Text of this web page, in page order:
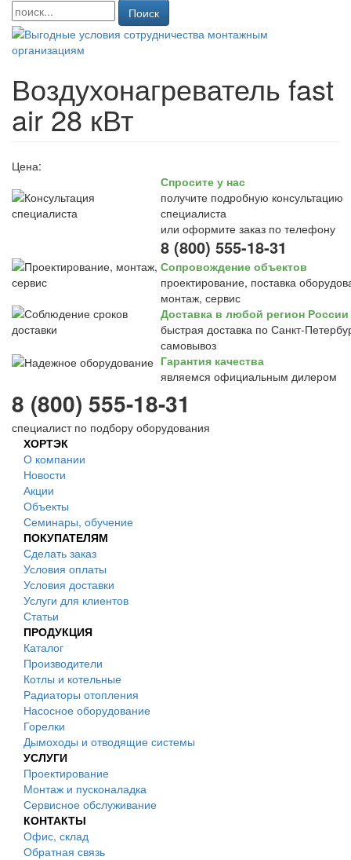
Поиск
Воздухонагреватель fast
air 28 кВт
Цена:
Спросите у нас
получите подробную консультацию
специалиста
или оформите заказ по телефону
8 (800) 555-18-31
Сопровождение объектов
проектирование, поставка
монтаж, сервис
Доставка в любой регион России
быстрая доставка по Санкт-
самовывоз
Гарантия качества
являемся официальным дилером
8 (800) 555-18-31
специалист по подбору оборудования
ХОРТЭК
О компании
Новости
Акции
Объекты
Семинары, обучение
ПОКУПАТЕЛЯМ
Сделать заказ
Условия оплаты
Условия доставки
Услуги для клиентов
Статьи
ПРОДУКЦИЯ
Каталог
Производители
Котлы и котельные
Радиаторы отопления
Насосное оборудование
Горелки
Дымоходы и отводящие системы
УСЛУГИ
Проектирование
Монтаж и пусконаладка
Сервисное обслуживание
КОНТАКТЫ
Офис, склад
Обратная связь